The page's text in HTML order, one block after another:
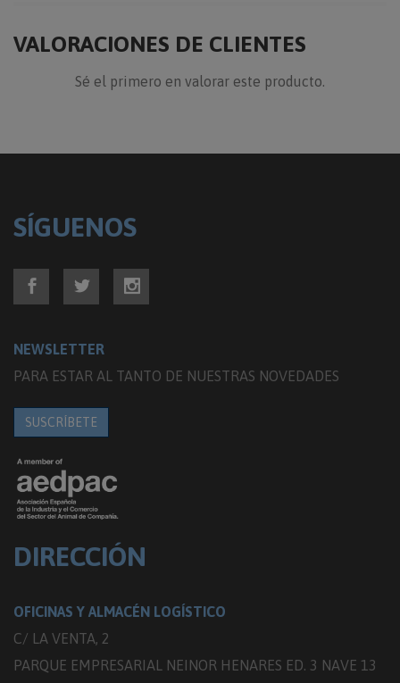
VALORACIONES DE CLIENTES
Sé el primero en valorar este producto.
SÍGUENOS
NEWSLETTER
PARA ESTAR AL TANTO DE NUESTRAS NOVEDADES
SUSCRÍBETE
DIRECCIÓN
OFICINAS Y ALMACÉN LOGÍSTICO
C/ LA VENTA, 2
PARQUE EMPRESARIAL NEINOR HENARES ED. 3 NAVE 13